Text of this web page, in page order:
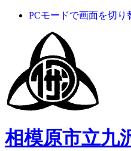
PCモードで画面を切り
相模原市立九